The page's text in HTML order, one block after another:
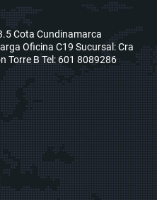
Cota Cundinamarca
Oficina C19 Sucursal: Cra
Torre B Tel: 601 8089286